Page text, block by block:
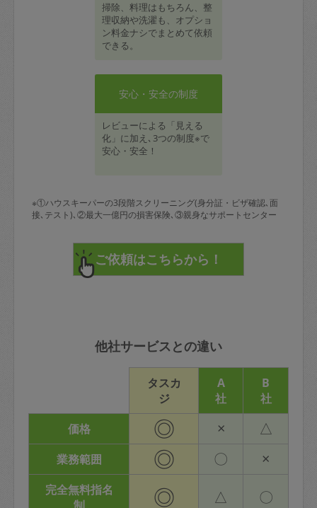
掃除、料理はもちろん、整
理収納や洗濯も、オプショ
ン料金ナシでまとめて依頼
できる。
安心・安全の制度
レビューによる「見える
化」に加え､3つの制度※で
安心・安全！
※①ハウスキーパーの3段階スクリーニング(身分証・ビザ確認､面
接､テスト)､②最大一億円の損害保険､③親身なサポートセンター
他社サービスとの違い
タスカ
ジ
A
社
B
社
価格
◎ × △
業務範囲 ◎ 〇 ×
完全無料指名
◎ △ 〇